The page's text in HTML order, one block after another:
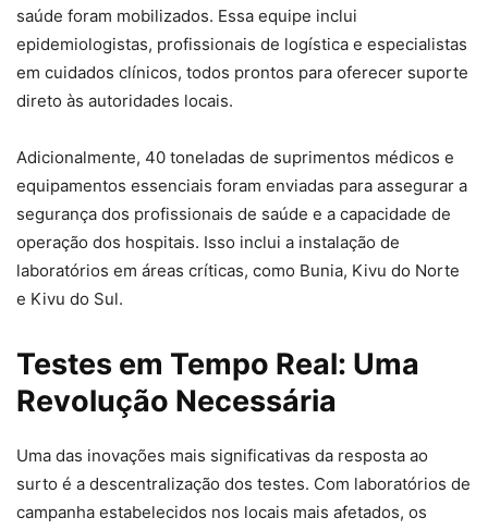
saúde foram mobilizados. Essa equipe inclui
epidemiologistas, profissionais de logística e especialistas
em cuidados clínicos, todos prontos para oferecer suporte
direto às autoridades locais.
Adicionalmente, 40 toneladas de suprimentos médicos e
equipamentos essenciais foram enviadas para assegurar a
segurança dos profissionais de saúde e a capacidade de
operação dos hospitais. Isso inclui a instalação de
laboratórios em áreas críticas, como Bunia, Kivu do Norte
e Kivu do Sul.
Testes em Tempo Real: Uma
Revolução Necessária
Uma das inovações mais significativas da resposta ao
surto é a descentralização dos testes. Com laboratórios de
campanha estabelecidos nos locais mais afetados, os